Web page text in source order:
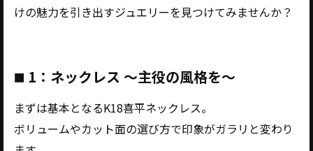
けの魅力を引き出すジュエリーを見つけてみませんか？
■ 1：ネックレス ～主役の風格を～
まずは基本となるK18喜平ネックレス。
ボリュームやカット面の選び方で印象がガラリと変わり